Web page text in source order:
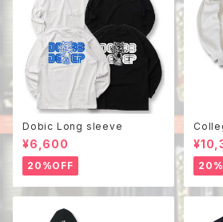
Dobic Long sleeve
¥6,600
20%OFF